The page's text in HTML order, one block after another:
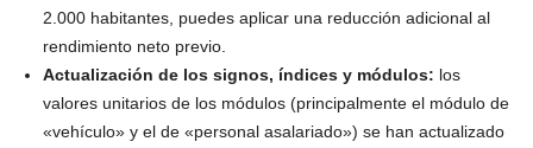
2.000 habitantes, puedes aplicar una reducción adicional al
rendimiento neto previo.
Actualización de los signos, índices y módulos: los
valores unitarios de los módulos (principalmente el módulo de
«vehículo» y el de «personal asalariado») se han actualizado